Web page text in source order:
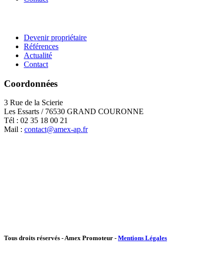
Devenir propriétaire
Références
Actualité
Contact
Coordonnées
3 Rue de la Scierie
Les Essarts / 76530 GRAND COURONNE
Tél : 02 35 18 00 21
Mail : contact@amex-ap.fr
Tous droits réservés - Amex Promoteur - Mentions Légales